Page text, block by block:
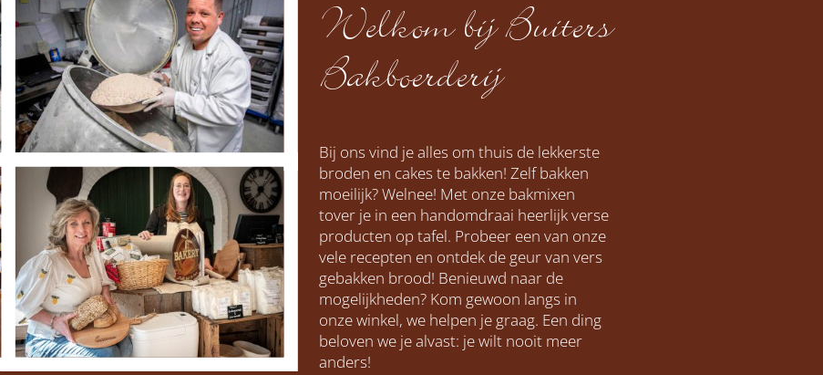
Welkom bij Buiters
Bakboerderij
Bij ons vind je alles om thuis de lekkerste
broden en cakes te bakken! Zelf bakken
moeilijk? Welnee! Met onze bakmixen
tover je in een handomdraai heerlijk verse
producten op tafel. Probeer een van onze
vele recepten en ontdek de geur van vers
gebakken brood! Benieuwd naar de
mogelijkheden? Kom gewoon langs in
onze winkel, we helpen je graag. Een ding
beloven we je alvast: je wilt nooit meer
anders!